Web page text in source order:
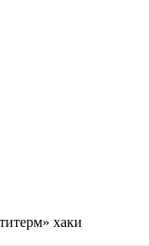
хаки